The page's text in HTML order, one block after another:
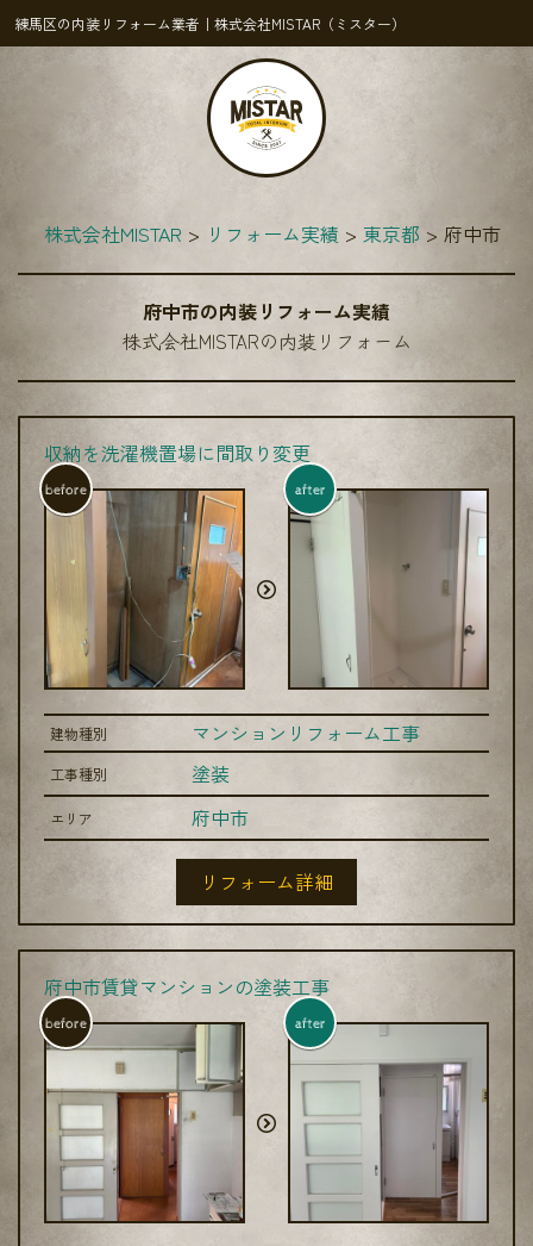
練馬区の内装リフォーム業者｜株式会社MISTAR（ミスター）
株式会社MISTAR リフォーム実績 東京都 府中市
府中市の内装リフォーム実績
株式会社MISTARの内装リフォーム
収納を洗濯機置場に間取り変更
before after
建物種別 マンションリフォーム工事
工事種別 塗装
エリア 府中市
リフォーム詳細
府中市賃貸マンションの塗装工事
before after